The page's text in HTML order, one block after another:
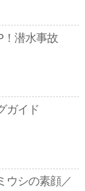
！潜水事故
ガイド
ウシの素顔／